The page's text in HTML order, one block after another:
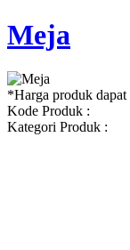
Meja
*Harga produk
Kode Produk :
Kategori Produk :